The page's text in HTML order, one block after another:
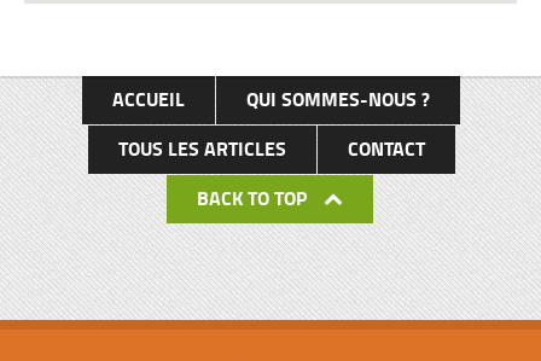
ACCUEIL
QUI SOMMES-NOUS ?
TOUS LES ARTICLES
CONTACT
BACK TO TOP